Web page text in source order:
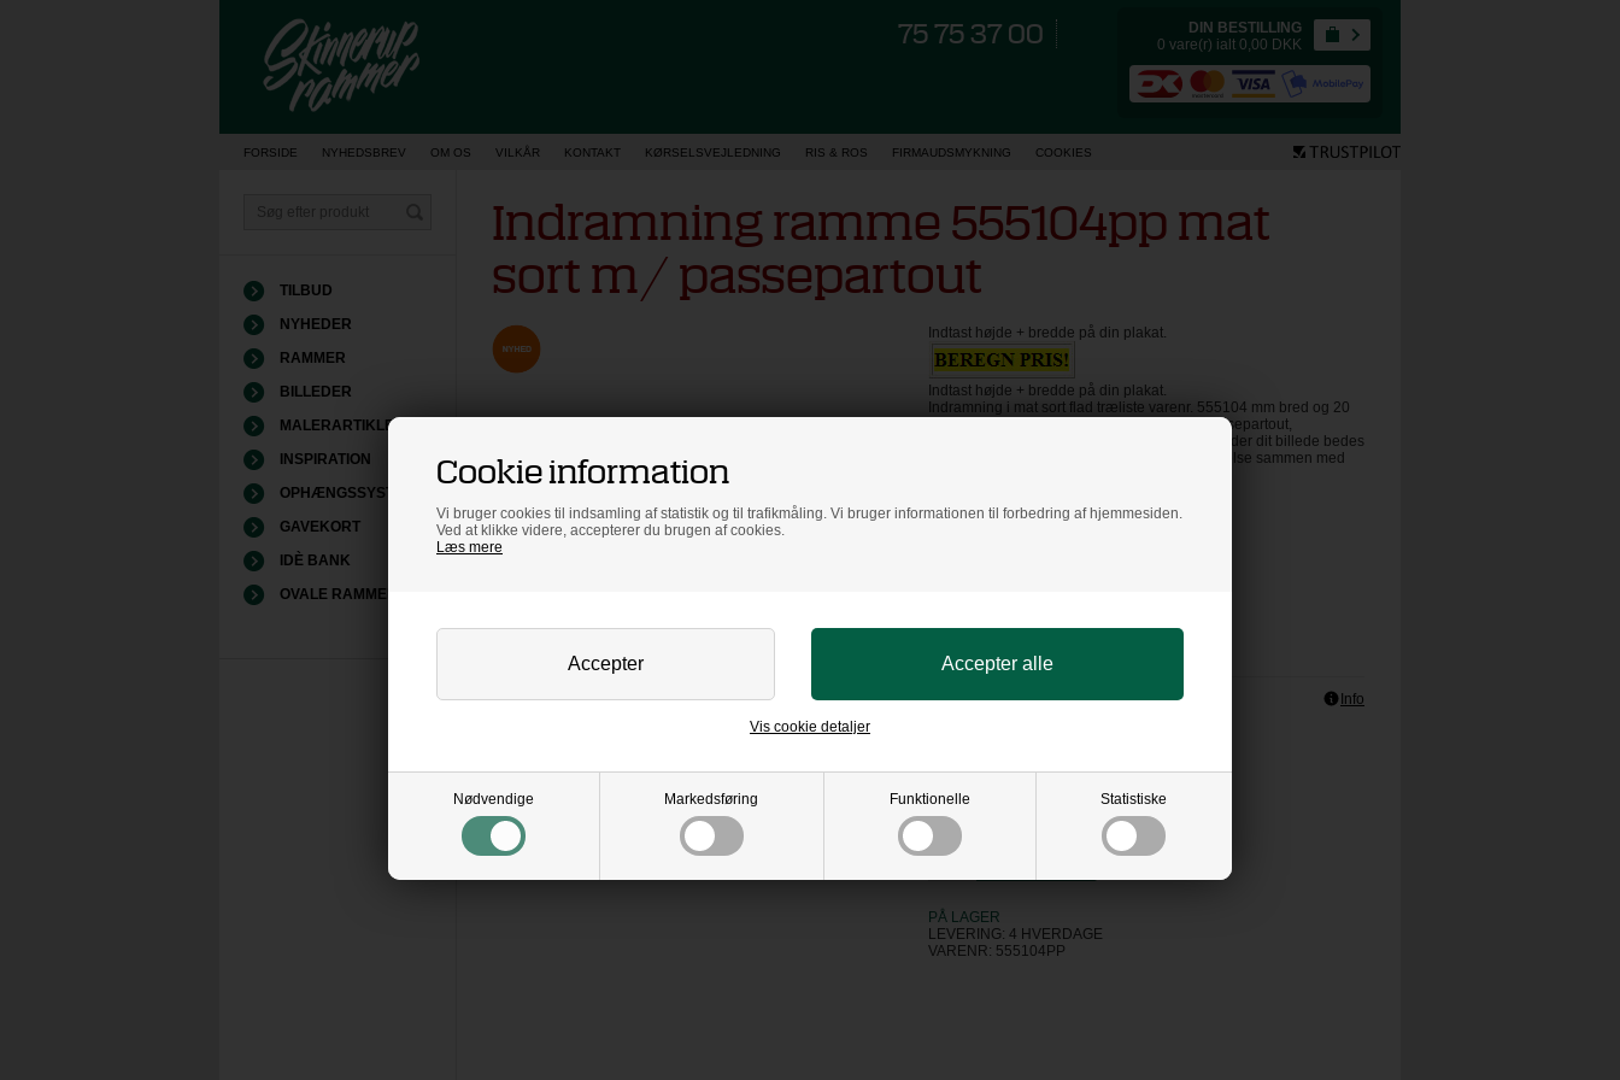
Cookie information
Vi bruger cookies til indsamling af statistik og til trafikmåling. Vi bruger informationen til forbedring af hjemmesiden.
Ved at klikke videre, accepterer du brugen af cookies.
Læs mere
Nødvendige Markedsføring Funktionelle Statistiske
Vis cookie detaljer
75 75 37 00
DIN BESTILLING
0 vare(r) ialt 0,00 DKK
FORSIDE NYHEDSBREV OM OS VILKÅR KONTAKT KØRSELSVEJLEDNING RIS & ROS FIRMAUDSMYKNING COOKIES
TILBUD
NYHEDER
RAMMER
BILLEDER
MALERARTIKLER
INSPIRATION
OPHÆNGSSYSTEMER
GAVEKORT
IDÈ BANK
OVALE RAMMER
Indramning ramme 555104pp mat
sort m/ passepartout
Indtast højde + bredde på din plakat.
Indtast højde + bredde på din plakat.
Indramning i mat sort flad træliste varenr. 555104 mm bred og 20
mm bred, 20 mm dyb, leveres færdig med passepartout,
galleriophæng og RIGTIGT GLAS . Når du sender dit billede bedes
du venligst lægge en kopi af din ordrebekræftelse sammen med
Vælg glas: Info
397,60 DKK
PÅ LAGER
LEVERING: 4 HVERDAGE
VARENR: 555104PP